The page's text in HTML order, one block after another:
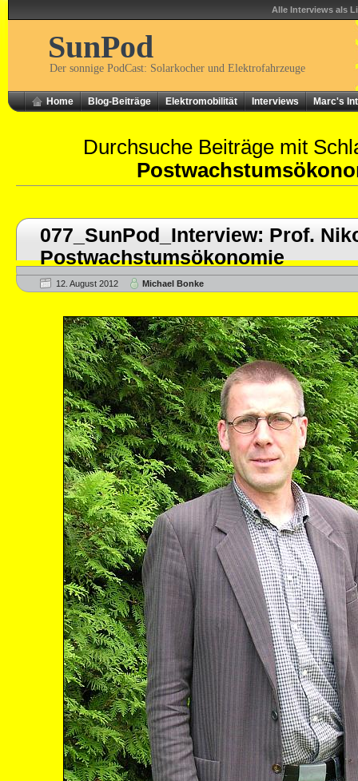
Alle Interviews als
SunPod
Der sonnige PodCast: Solarkocher und Elektrofahrzeuge
Home Blog-Beiträge Elektromobilität Interviews Marc's
Durchsuche Beiträge mit
077_SunPod_Interview: Prof.
Postwachstumsökonomie
12. August 2012 Michael Bonke